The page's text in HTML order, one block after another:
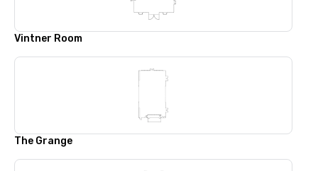
Vintner Room
The Grange